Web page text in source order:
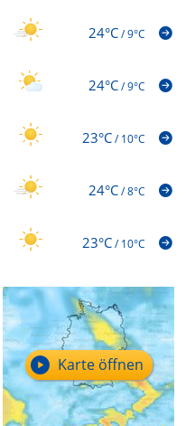
24°C/9°C
24°C/9°C
23°C/10°C
24°C/8°C
23°C/10°C
Karte öffnen